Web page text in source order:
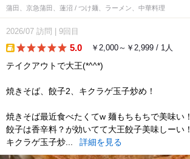
蒲田、京急蒲田、蓮沼 / つけ麺、ラーメン、中華料理
2026/07 訪問 | 9回目
5.0 ￥2,000～￥2,999 / 1人
テイクアウトで大王(*^^*)
焼きそば、餃子2、キクラゲ玉子炒め！
焼きそば最近食べたくてw 麺もちもちで美味い！
餃子は香辛料？が効いてて大王餃子美味しーい！
キクラゲ玉子炒...
詳細を見る